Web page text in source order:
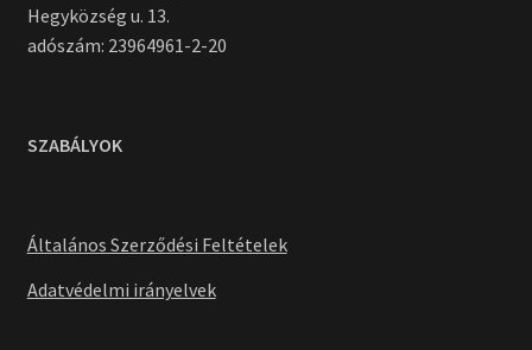
Hegyközség u. 13.
adószám: 23964961-2-20
SZABÁLYOK
Általános Szerződési Feltételek
Adatvédelmi irányelvek